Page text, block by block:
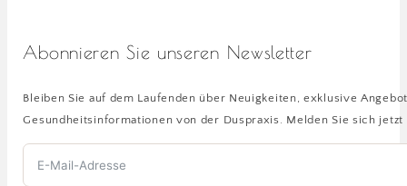
Abonnieren Sie unseren Newsletter
Bleiben Sie auf dem Laufenden über Neuigkeiten, exklusive
Gesundheitsinformationen von der Duspraxis. Melden Sie sich jetzt